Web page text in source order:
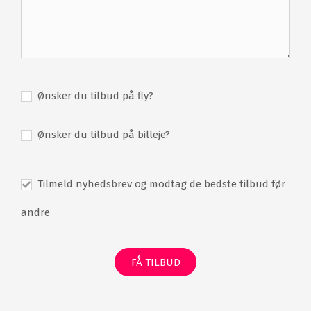
Sauna
Fitness
Transport til golfbane
Ønsker du tilbud på fly?
Ønsker du tilbud på billeje?
Tilmeld nyhedsbrev og modtag de bedste tilbud før
andre
FÅ TILBUD